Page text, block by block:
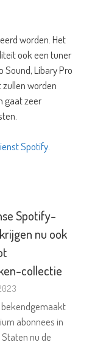
worden. Het
ook een tuner
Libary Pro
zullen worden
gaat zeer
Spotify
Spotify-
nu ook
collectie
abonnees in
nu de